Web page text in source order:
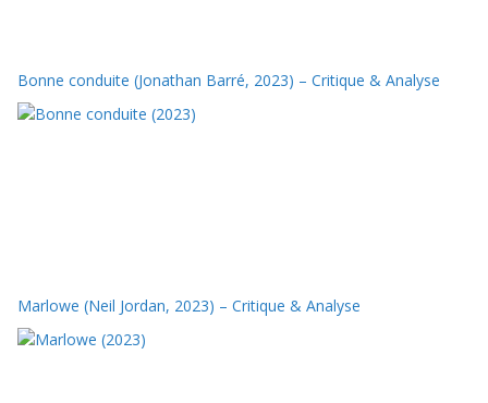
Bonne conduite (Jonathan Barré, 2023) – Critique & Analyse
Marlowe (Neil Jordan, 2023) – Critique & Analyse